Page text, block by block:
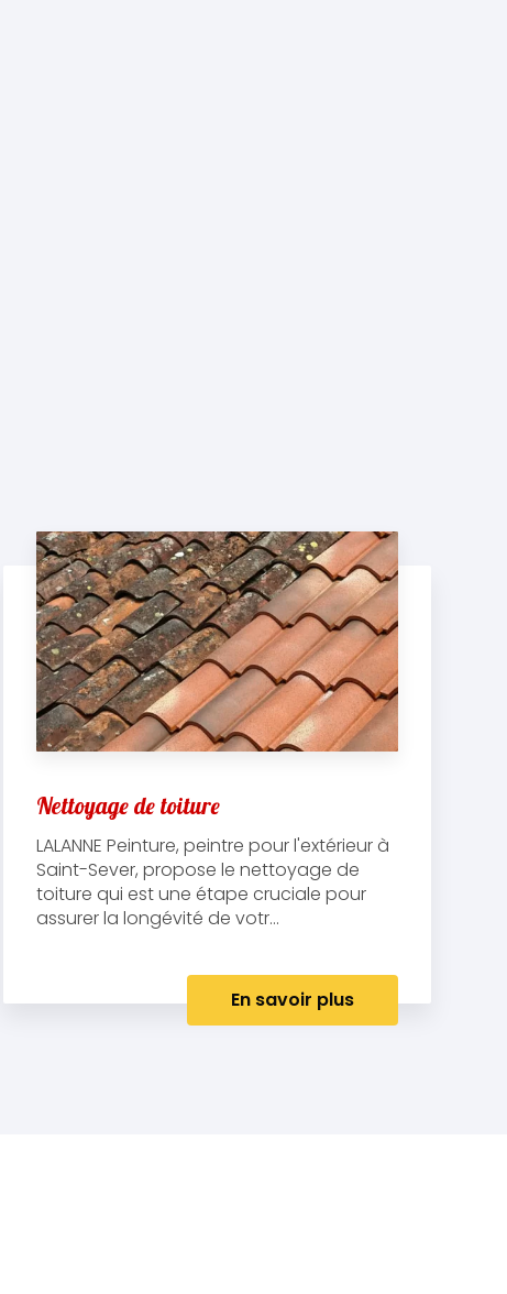
Nettoyage de toiture
LALANNE Peinture, peintre pour l'extérieur à
Saint-Sever, propose le nettoyage de
toiture qui est une étape cruciale pour
assurer la longévité de votr...
En savoir plus